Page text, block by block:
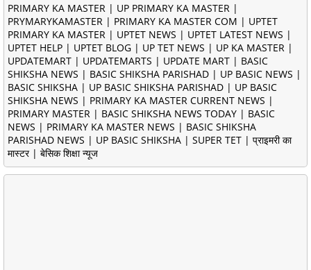
PRIMARY KA MASTER | UP PRIMARY KA MASTER |
PRYMARYKAMASTER | PRIMARY KA MASTER COM | UPTET
PRIMARY KA MASTER | UPTET NEWS | UPTET LATEST NEWS |
UPTET HELP | UPTET BLOG | UP TET NEWS | UP KA MASTER |
UPDATEMART | UPDATEMARTS | UPDATE MART | BASIC
SHIKSHA NEWS | BASIC SHIKSHA PARISHAD | UP BASIC NEWS |
BASIC SHIKSHA | UP BASIC SHIKSHA PARISHAD | UP BASIC
SHIKSHA NEWS | PRIMARY KA MASTER CURRENT NEWS |
PRIMARY MASTER | BASIC SHIKSHA NEWS TODAY | BASIC
NEWS | PRIMARY KA MASTER NEWS | BASIC SHIKSHA
PARISHAD NEWS | UP BASIC SHIKSHA | SUPER TET | प्राइमरी का
मास्टर | बेसिक शिक्षा न्यूज